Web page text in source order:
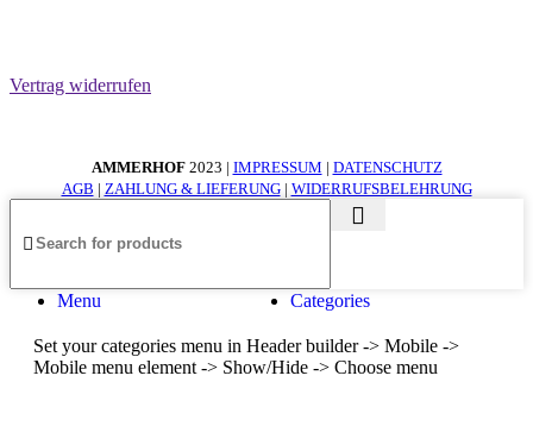
Vertrag widerrufen
AMMERHOF 2023 | IMPRESSUM | DATENSCHUTZ
AGB | ZAHLUNG & LIEFERUNG| WIDERRUFSBELEHRUNG
Menu Categories
Set your categories menu in Header builder -> Mobile ->
Mobile menu element -> Show/Hide -> Choose menu